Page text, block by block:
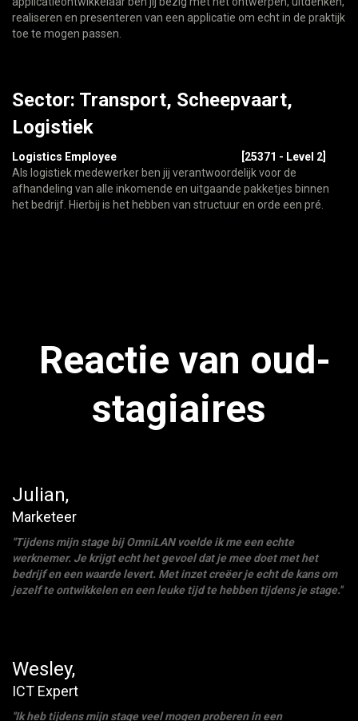
realiseren en presenteren van een applicatie om echt in de praktijk
toe te mogen passen.
Sector: Transport, Scheepvaart,
Logistiek
Logistics Employee
[25371 - Level 2]
Als logistiek medewerker ben jij verantwoordelijk voor de
afhandeling van alle inkomende en uitgaande pakketjes binnen
het bedrijf. Hierbij is het hebben van structuur en orde een pré.
Reactie van oud-
stagiaires
Julian,
Marketeer
''Tijdens mijn stage bij OmniLAN voelde ik me een echte
werknemer. Je krijgt echt het gevoel dat je mee doet met het
bedrijf en een waarde levert. Met inzet creëer je echt de kans om
jezelf te ontwikkelen en een leuke tijd te hebben tijdens je stage.''
Wesley,
ICT Expert
''Ik heb tijdens mijn stage veel mogen proberen in een